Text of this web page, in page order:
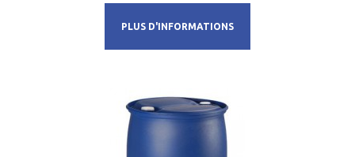
PLUS D'INFORMATIONS